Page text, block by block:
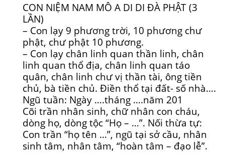
CON NIỆM NAM MÔ A DI DI ĐÀ PHẬT (3
LẦN)
– Con lạy 9 phương trời, 10 phương chư
phật, chư phật 10 phương.
– Con lạy chân linh quan thần linh, chân
linh quan thổ địa, chân linh quan táo
quân, chân linh chư vị thần tài, ông tiền
chủ, bà tiền chủ. Điền thổ tại đất- số nhà….
Ngũ tuần: Ngày ….tháng ….năm 201
Cõi trần nhân sinh, chữ nhân con cháu,
dòng họ, dòng tộc “Họ – …”. Nối thừa tự:
Con trần “họ tên …”, ngũ tại sở cầu, nhân
sinh tâm, nhân tâm, “hoàn tâm – đạo lễ”.